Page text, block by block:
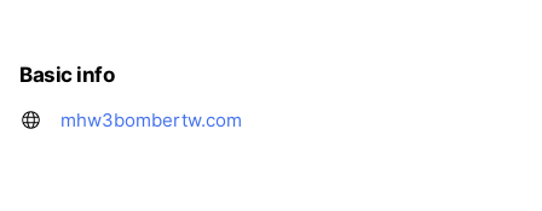
Basic info
mhw3bombertw.com